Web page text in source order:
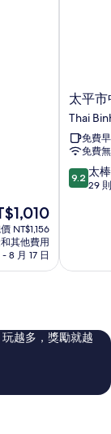
NT$1,156
其他費用
8 月 17 日
太
平
市
中
心
Tru
by
太平
Thai
免費
免費
9.2
分，
棒
評
論
9.2 太
29
越多，獎勵就越